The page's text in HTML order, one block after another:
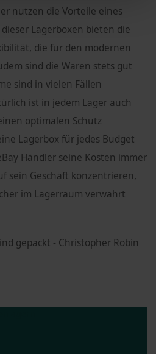
nutzen die Vorteile eines
Lagerboxen bieten die
die für den modernen
sind die Waren stets gut
sind in vielen Fällen
ist in jedem Lager auch
optimalen Schutz
Lagerbox für jedes Budget
Händler seine Kosten immer
sein Geschäft konzentrieren,
im Lagerraum verwahrt
gepackt - Christopher Robin